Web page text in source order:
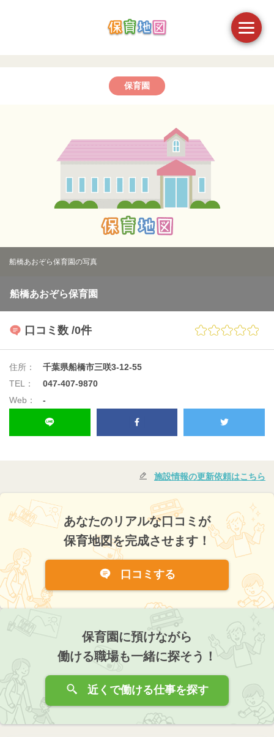
保育園
船橋あおぞら保育園の写真
船橋あおぞら保育園
口コミ数 /0件
住所：
千葉県船橋市三咲3-12-55
TEL：
047-407-9870
Web：
-
施設情報の更新依頼はこちら
あなたのリアルな口コミが
保育地図を完成させます！
口コミする
保育園に預けながら
働ける職場も一緒に探そう！
近くで働ける仕事を探す